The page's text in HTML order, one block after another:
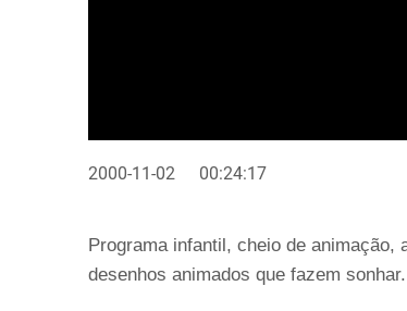
2000-11-02 00:24:17
Programa infantil, cheio de
desenhos animados que fazem sonhar.